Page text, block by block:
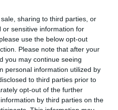
sharing to third parties, or
or sensitive information for
use the below opt-out
Please note that after your
you may continue seeing
personal information utilized by
to third parties prior to
opt-out of the further
by third parties on the
parla di sole sette
data assistenza e fatti
“in precarie condizioni
e un paraplegico su
invece la sorte degli
barcone che sono
della Marina